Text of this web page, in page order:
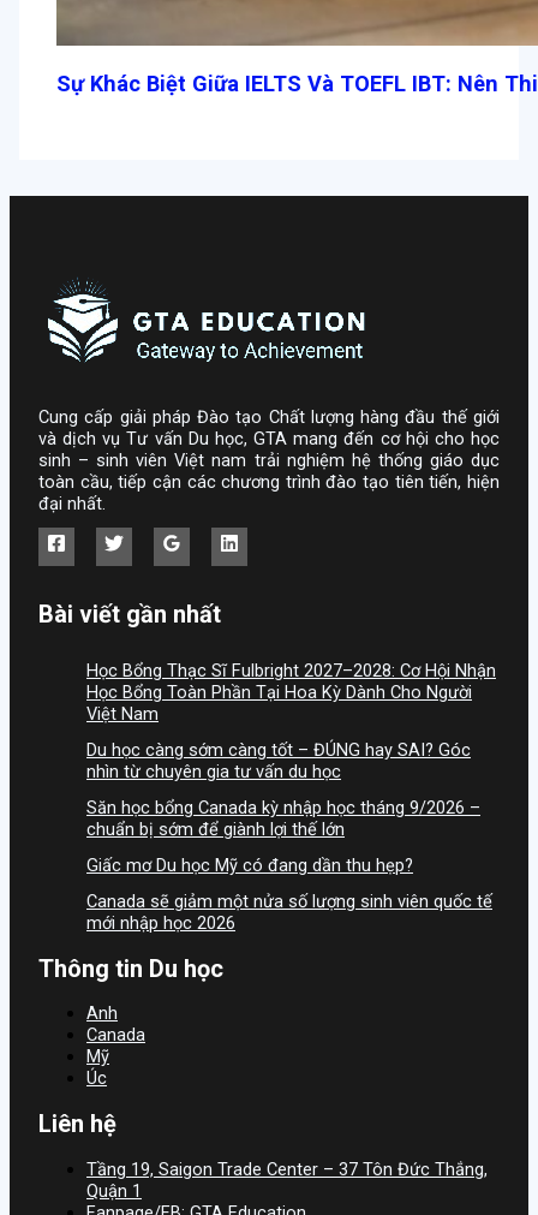
Sự Khác Biệt Giữa IELTS Và TOEFL IBT: Nên
Cung cấp giải pháp Đào tạo Chất lượng hàng đầu thế giới
và dịch vụ Tư vấn Du học, GTA mang đến cơ hội cho học
sinh – sinh viên Việt nam trải nghiệm hệ thống giáo dục
toàn cầu, tiếp cận các chương trình đào tạo tiên tiến, hiện
đại nhất.
Bài viết gần nhất
Học Bổng Thạc Sĩ Fulbright 2027–2028: Cơ Hội Nhận
Học Bổng Toàn Phần Tại Hoa Kỳ Dành Cho Người
Việt Nam
Du học càng sớm càng tốt – ĐÚNG hay SAI? Góc
nhìn từ chuyên gia tư vấn du học
Săn học bổng Canada kỳ nhập học tháng 9/2026 –
chuẩn bị sớm để giành lợi thế lớn
Giấc mơ Du học Mỹ có đang dần thu hẹp?
Canada sẽ giảm một nửa số lượng sinh viên quốc tế
mới nhập học 2026
Thông tin Du học
Anh
Canada
Mỹ
Úc
Liên hệ
Tầng 19, Saigon Trade Center – 37 Tôn Đức Thắng,
Quận 1